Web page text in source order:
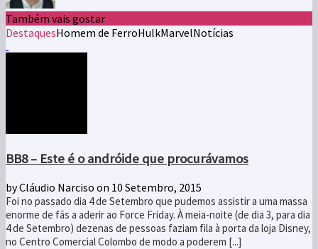
Também vais gostar
DestaquesHomem de FerroHulkMarvelNotícias
BB8 – Este é o andróide que procurávamos
by Cláudio Narciso on 10 Setembro, 2015
Foi no passado dia 4 de Setembro que pudemos assistir a uma massa
enorme de fãs a aderir ao Force Friday. À meia-noite (de dia 3, para dia
4 de Setembro) dezenas de pessoas faziam fila à porta da loja Disney,
no Centro Comercial Colombo de modo a poderem [...]